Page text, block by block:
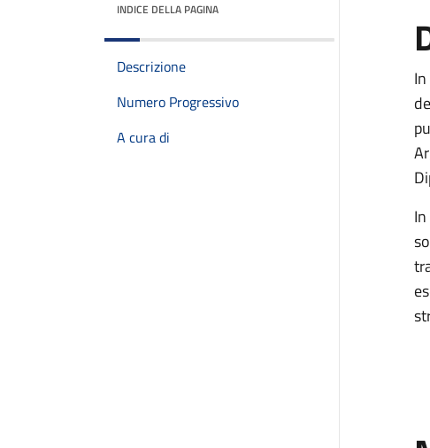
INDICE DELLA PAGINA
Descrizione
Numero Progressivo
A cura di
I